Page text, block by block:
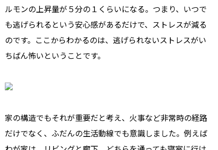
ルモンの上昇量が５分の１くらいになる。つまり、いつで
も逃げられるという安心感があるだけで、ストレスが減る
のです。ここからわかるのは、逃げられないストレスがい
ちばん怖いということです。
家の構造でもそれが重要だと考え、火事など非常時の経路
だけでなく、ふだんの生活動線でも意識しました。例えば